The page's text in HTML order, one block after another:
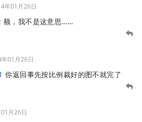
年01月26日
额，我不是这意思……
01月26日
你返回事先按比例裁好的图不就完了
月26日